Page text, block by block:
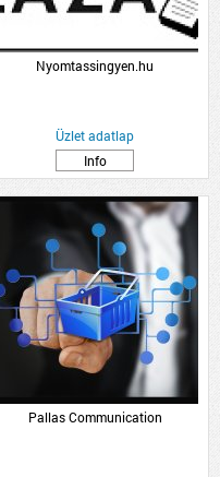
Nyomtassingyen.hu
Üzlet adatlap
Info
Pallas Communication